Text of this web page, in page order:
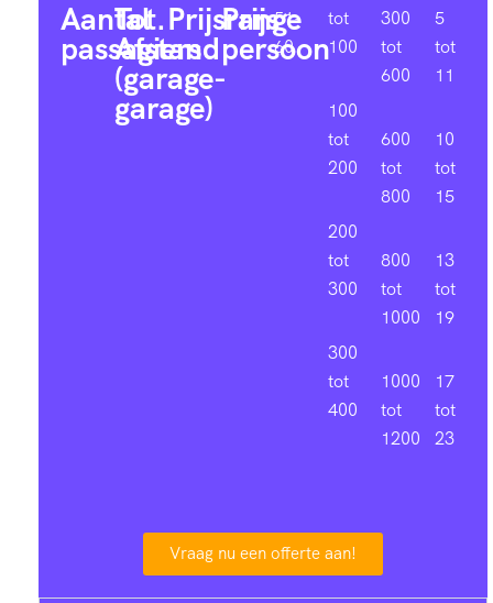
Aantal
passagiers
Tot.
Afstand
(garage-
garage)
Prijsrange
Prijs
persoon
51-
60
tot
100
100
tot
200
200
tot
300
300
tot
400
300
tot
600
600
tot
800
800
tot
1000
1000
tot
1200
5
tot
11
10
tot
15
13
tot
19
17
tot
23
Vraag nu een offerte aan!